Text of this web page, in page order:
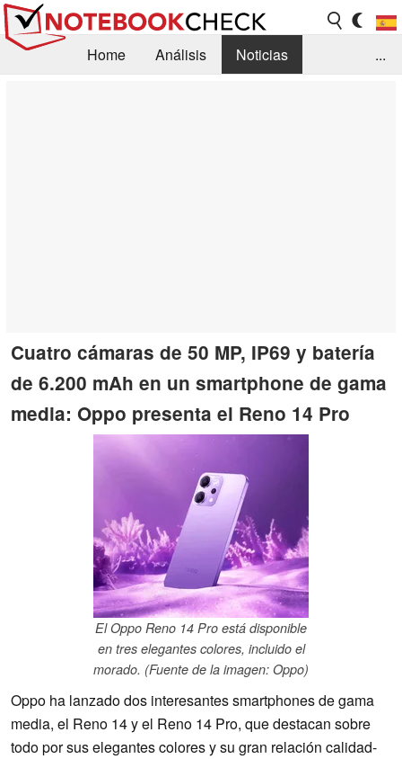
Home Análisis
Noticias
...
Cuatro cámaras de 50 MP, IP69 y batería
de 6.200 mAh en un smartphone de gama
media: Oppo presenta el Reno 14 Pro
El Oppo Reno 14 Pro está disponible
en tres elegantes colores, incluido el
morado. (Fuente de la imagen: Oppo)
Oppo ha lanzado dos interesantes smartphones de gama
media, el Reno 14 y el Reno 14 Pro, que destacan sobre
todo por sus elegantes colores y su gran relación calidad-